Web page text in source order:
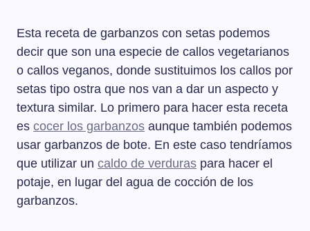
Esta receta de garbanzos con setas podemos
decir que son una especie de callos vegetarianos
o callos veganos, donde sustituimos los callos por
setas tipo ostra que nos van a dar un aspecto y
textura similar. Lo primero para hacer esta receta
es cocer los garbanzos aunque también podemos
usar garbanzos de bote. En este caso tendríamos
que utilizar un caldo de verduras para hacer el
potaje, en lugar del agua de cocción de los
garbanzos.